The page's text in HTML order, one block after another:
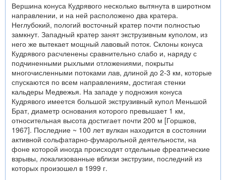
Вершина конуса Кудрявого несколько вытянута в широтном
направлении, и на ней расположено два кратера.
Неглубокий, пологий восточный кратер почти полностью
замкнут. Западный кратер занят экструзивным куполом, из
него же вытекает мощный лавовый поток. Склоны конуса
Кудрявого расчленены сравнительно слабо и, наряду с
подчиненными рыхлыми отложениями, покрыты
многочисленными потоками лав, длиной до 2-3 км, которые
спускаются по всем направлениям, достигая стенки
кальдеры Медвежья. На западе у подножия конуса
Кудрявого имеется большой экструзивный купол Меньшой
Брат, диаметр основания которого превышает 1 км,
относительная высота достигает почти 200 м [Горшков,
1967]. Последние ~ 100 лет вулкан находится в состоянии
активной сольфатарно-фумарольной деятельности, на
фоне которой иногда происходят отдельные фреатические
взрывы, локализованные вблизи экструзии, последний из
которых произошел в 1999 г.